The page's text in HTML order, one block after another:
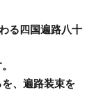
る四国遍路八十
、遍路装束を